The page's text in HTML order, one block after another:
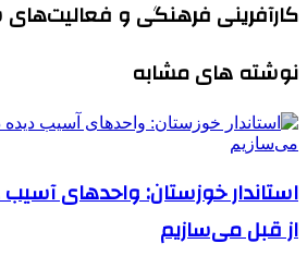
کارآفرینی فرهنگی و
نوشته های مشابه
استاندار خوزستان: واحدهای آسیب
از قبل می‌سازیم